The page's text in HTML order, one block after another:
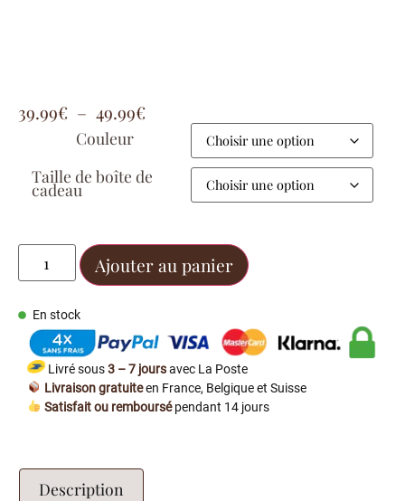
39.99€ – 49.99€
Couleur
Taille de boîte de
cadeau
Ajouter au panier
En stock
Livré sous3 – 7 joursavec La Poste
Livraison gratuiteen France, Belgique et Suisse
Satisfait ou remboursépendant 14 jours
Description